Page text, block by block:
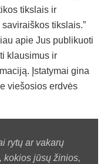
tikslais ir
tikslais.”
apie Jus publikuoti
klausimus ir
Įstatymai gina
viešosios erdvės
rytų ar vakarų
kokios jūsų žinios,